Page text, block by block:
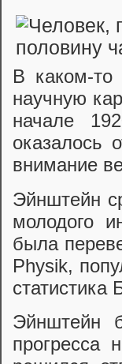
В каком-то
научную
начале
оказалось
внимание
Эйнштейн
молодого
была
Physik,
Эйнштейн
прогресса